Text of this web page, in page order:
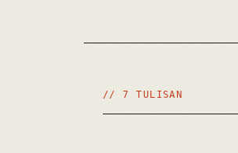
// 7 TULISAN